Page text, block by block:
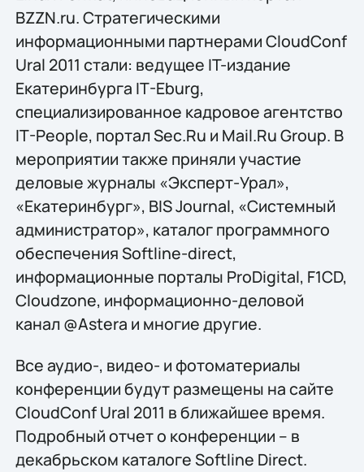
BZZN.ru. Стратегическими
информационными партнерами CloudConf
Ural 2011 стали: ведущее IT-издание
Екатеринбурга IT-Eburg,
специализированное кадровое агентство
IT-People, портал Sec.Ru и Mail.Ru Group. В
мероприятии также приняли участие
деловые журналы «Эксперт-Урал»,
«Екатеринбург», ВIS Journal, «Системный
администратор», каталог программного
обеспечения Softline-direct,
информационные порталы ProDigital, F1CD,
Cloudzone, информационно-деловой
канал @Astera и многие другие.
Все аудио-, видео- и фотоматериалы
конференции будут размещены на сайте
CloudConf Ural 2011 в ближайшее время.
Подробный отчет о конференции – в
декабрьском каталоге Softline Direct.